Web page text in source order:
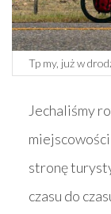
Tp my, już w
Jechaliśmy
stronę
czasu do